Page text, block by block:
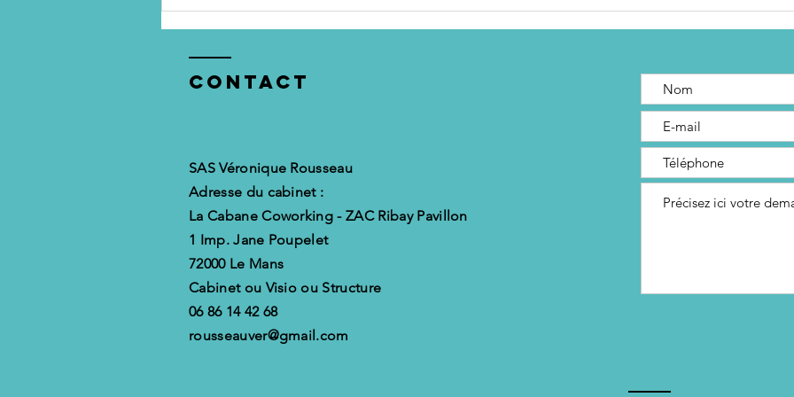
Il n’y a pas de
réussite sans
La clarté
mentale, c’est
accélérateur
de progression
Contact
SAS Véronique Rousseau
Adresse du cabinet :
La Cabane Coworking - ZAC Ribay Pavillon
1 Imp. Jane Poupelet
72000 Le Mans
Cabinet ou Visio ou Structure
06 86 14 42 68
rousseauver@gmail.com